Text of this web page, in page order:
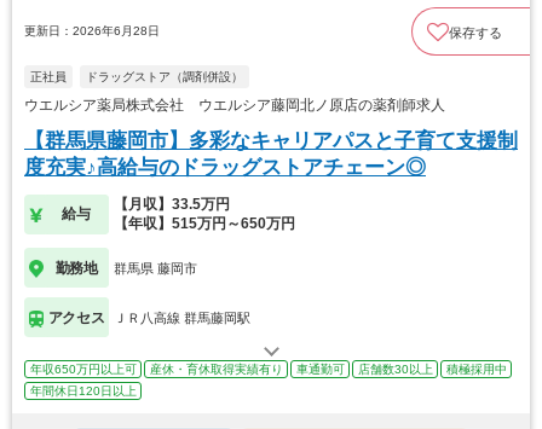
更新日：2026年6月28日 保存する
正社員 ドラッグストア（調剤併設）
ウエルシア薬局株式会社 ウエルシア藤岡北ノ原店の薬剤師求人
【群馬県藤岡市】多彩なキャリアパスと子育て支援制
度充実♪高給与のドラッグストアチェーン◎
給与
【月収】33.5万円
【年収】515万円～650万円
勤務地 群馬県 藤岡市
アクセス ＪＲ八高線 群馬藤岡駅
年収650万円以上可 産休・育休取得実績有り 車通勤可 店舗数30以上
積極採用中
年間休日120日以上